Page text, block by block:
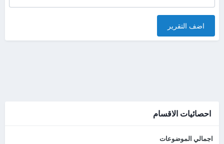
اضف التقرير
احصائيات الاقسام
اجمالي الموضوعات